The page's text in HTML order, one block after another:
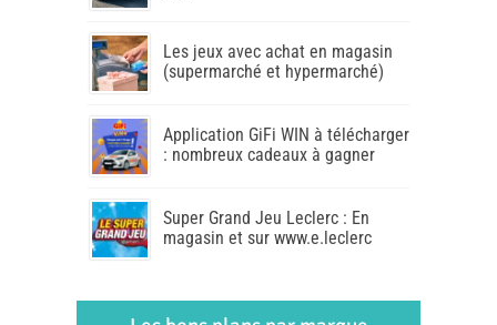
Les jeux avec achat en magasin
(supermarché et hypermarché)
Application GiFi WIN à télécharger
: nombreux cadeaux à gagner
Super Grand Jeu Leclerc : En
magasin et sur www.e.leclerc